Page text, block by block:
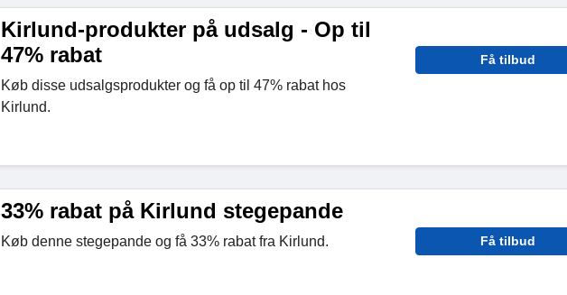
Kirlund-produkter på udsalg - Op til
47% rabat
Køb disse udsalgsprodukter og få op til 47% rabat hos
Kirlund.
Få tilbud
33% rabat på Kirlund stegepande
Køb denne stegepande og få 33% rabat fra Kirlund. Få tilbud